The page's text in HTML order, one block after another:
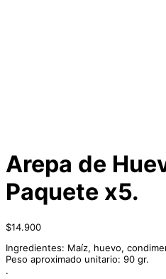
Arepa de
Paquete x5.
$14.900
Ingredientes: Maíz, huevo,
Peso aproximado unitario: 90 gr.
.